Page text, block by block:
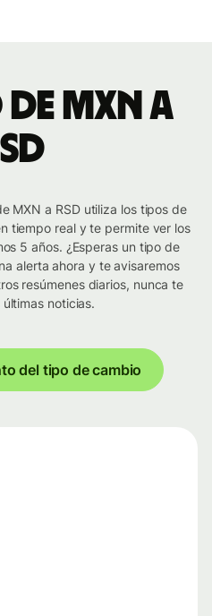
MXN a
MXN a RSD utiliza los tipos de
tiempo real y te permite ver los
5 años. ¿Esperas un tipo de
alerta ahora y te avisaremos
resúmenes diarios, nunca te
noticias.
del tipo de cambio